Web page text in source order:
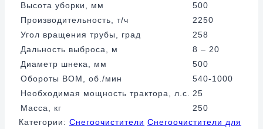
Высота уборки, мм
500
Производительность, т/ч
2250
Угол вращения трубы, град
258
Дальность выброса, м
8 – 20
Диаметр шнека, мм
500
Обороты ВОМ, об./мин
540-1000
Необходимая мощность трактора, л.с. 25
Масса, кг
250
Категории: Снегоочистители Снегоочистители для